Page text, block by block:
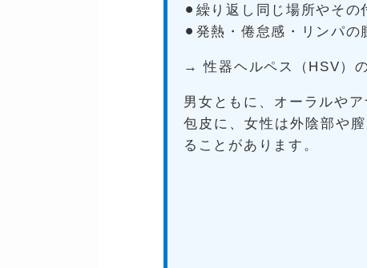
⚫︎繰り返し同じ場所やその
⚫︎発熱・倦怠感・リンパ
→ 性器ヘルペス（HSV）
男女ともに、オーラルや
包皮に、女性は外陰部や
ることがあります。